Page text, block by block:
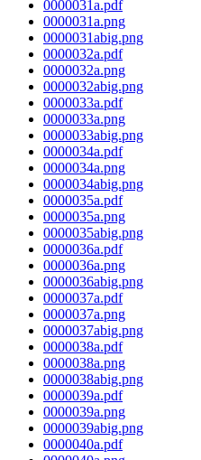
0000031a.pdf
0000031a.png
0000031abig.png
0000032a.pdf
0000032a.png
0000032abig.png
0000033a.pdf
0000033a.png
0000033abig.png
0000034a.pdf
0000034a.png
0000034abig.png
0000035a.pdf
0000035a.png
0000035abig.png
0000036a.pdf
0000036a.png
0000036abig.png
0000037a.pdf
0000037a.png
0000037abig.png
0000038a.pdf
0000038a.png
0000038abig.png
0000039a.pdf
0000039a.png
0000039abig.png
0000040a.pdf